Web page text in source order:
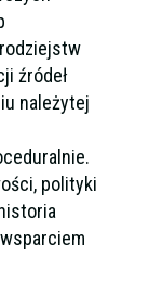
źródeł
należytej
polityki